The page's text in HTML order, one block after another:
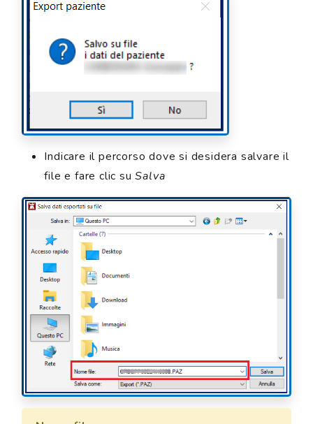
Indicare il percorso dove si desidera salvare il
file e fare clic suSalva